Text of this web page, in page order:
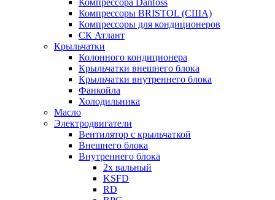
Компрессора Danfoss
Компрессоры BRISTOL (США)
Компрессоры для кондиционеров
СК Атлант
Крыльчатки
Колонного кондиционера
Крыльчатки внешнего блока
Крыльчатки внутреннего блока
Фанкойла
Холодильника
Масло
Электродвигатели
Вентилятор с крыльчаткой
Внешнего блока
Внутреннего блока
2х вальный
KSFD
RD